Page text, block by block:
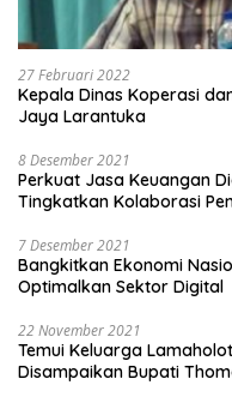
27 Februari 2022
Kepala Dinas Koperasi
Jaya Larantuka
8 Desember 2021
Perkuat Jasa Keuangan
Tingkatkan Kolaborasi
7 Desember 2021
Bangkitkan Ekonomi
Optimalkan Sektor Digital
22 November 2021
Temui Keluarga
Disampaikan Bupati